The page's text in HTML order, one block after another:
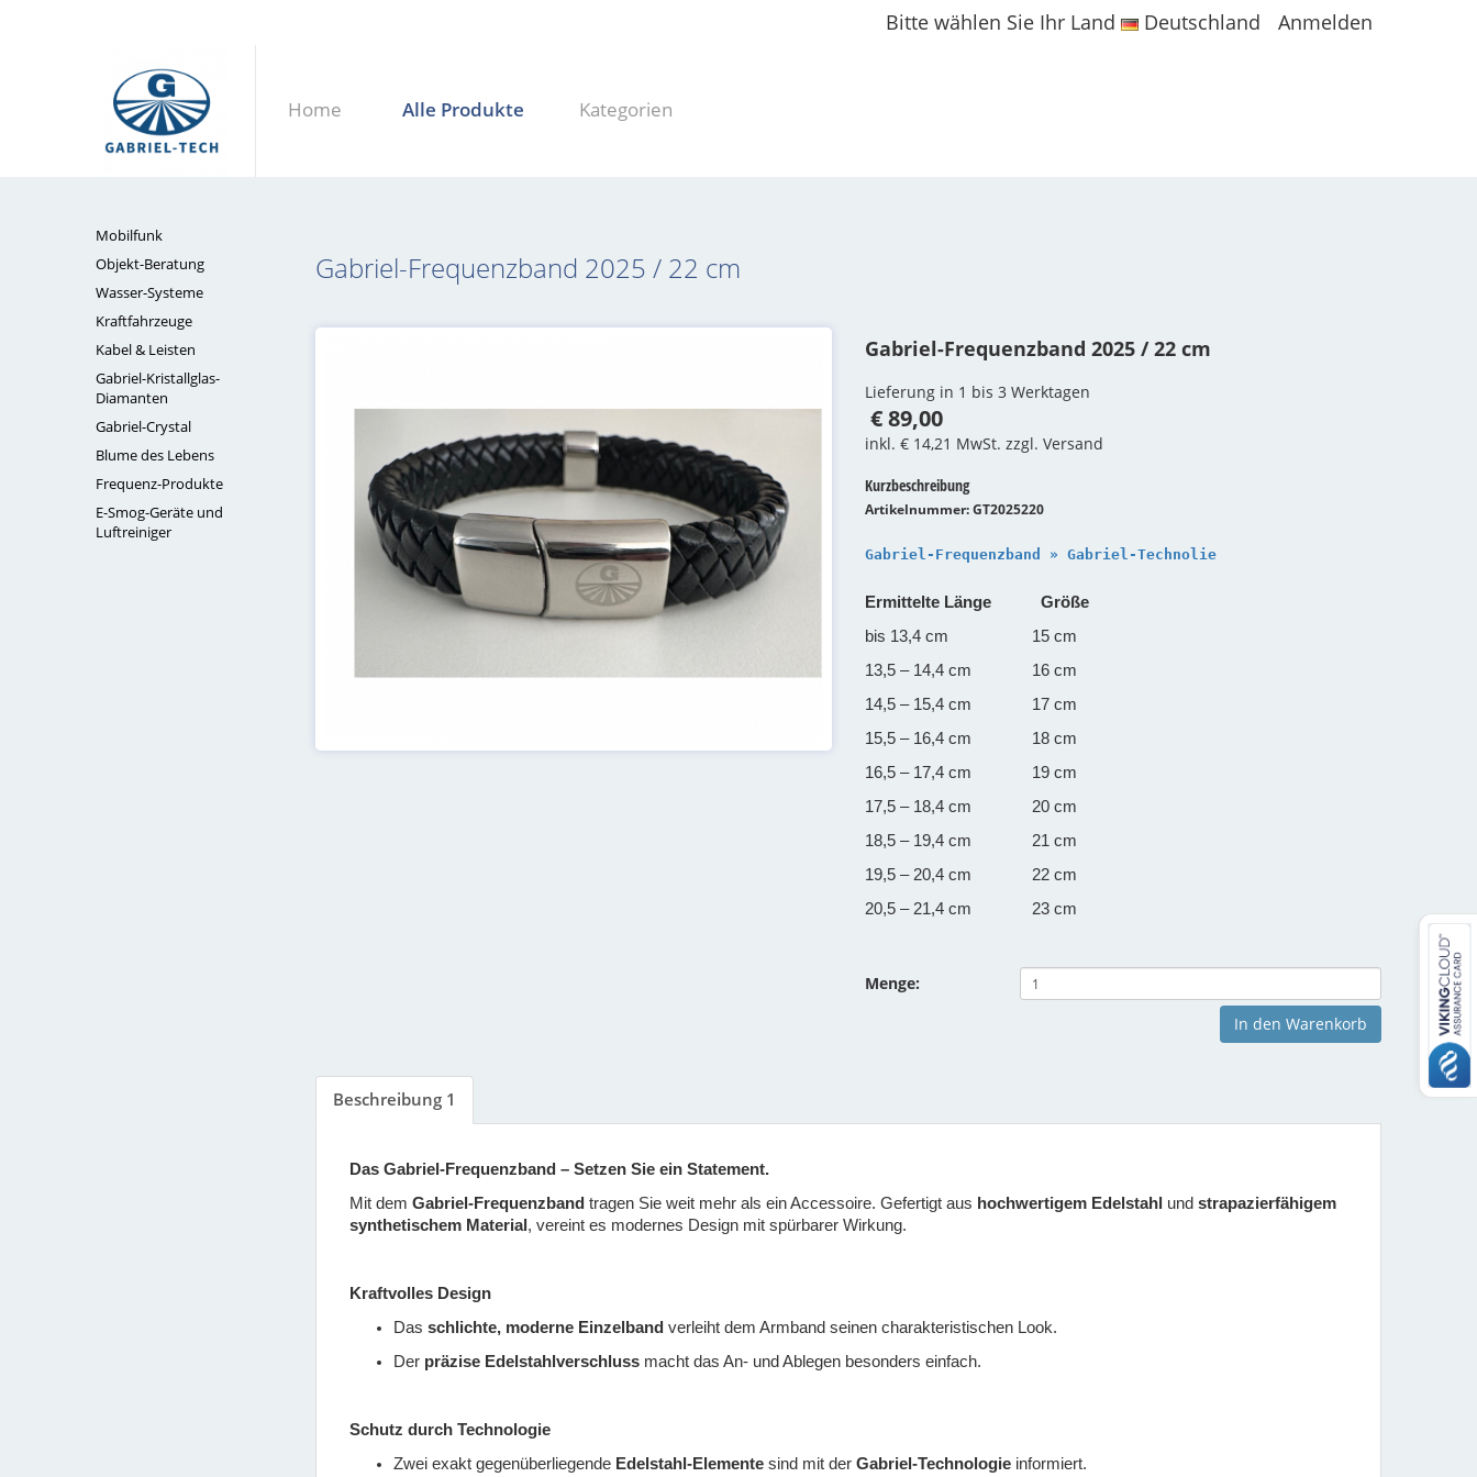
Bitte wählen Sie Ihr Land Deutschland Anmelden
Home Alle Produkte Kategorien
Mobilfunk
Objekt-Beratung
Wasser-Systeme
Kraftfahrzeuge
Kabel & Leisten
Gabriel-Kristallglas-
Diamanten
Gabriel-Crystal
Blume des Lebens
Frequenz-Produkte
E-Smog-Geräte und
Luftreiniger
Gabriel-Frequenzband 2025 / 22 cm
Gabriel-Frequenzband 2025 / 22 cm
Lieferung in 1 bis 3 Werktagen
€ 89,00
inkl. € 14,21 MwSt. zzgl. Versand
Kurzbeschreibung
Artikelnummer: GT2025220
Gabriel-Frequenzband » Gabriel-Technolie
Ermittelte Länge Größe
bis 13,4 cm
15 cm
13,5 – 14,4 cm
16 cm
14,5 – 15,4 cm
17 cm
15,5 – 16,4 cm
18 cm
16,5 – 17,4 cm
19 cm
17,5 – 18,4 cm
20 cm
18,5 – 19,4 cm
21 cm
19,5 – 20,4 cm
22 cm
20,5 – 21,4 cm
23 cm
Menge:
In den Warenkorb
Beschreibung 1
Das Gabriel-Frequenzband – Setzen Sie ein Statement.
Mit dem Gabriel-Frequenzband tragen Sie weit mehr als ein Accessoire. Gefertigt aus hochwertigem Edelstahl und strapazierfähigem
synthetischem Material , vereint es modernes Design mit spürbarer Wirkung.
Kraftvolles Design
Das schlichte, moderne Einzelband verleiht dem Armband seinen charakteristischen Look.
Der präzise Edelstahlverschluss macht das An- und Ablegen besonders einfach.
Schutz durch Technologie
Zwei exakt gegenüberliegende Edelstahl-Elemente sind mit der Gabriel-Technologie informiert.